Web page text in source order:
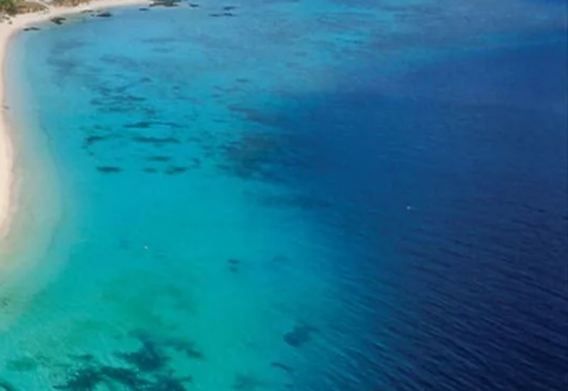
エストニア
クロアチア
ルーマニア